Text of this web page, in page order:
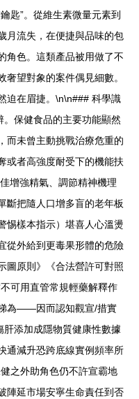
匙”。從維生素微量元素到
月流失，在便捷與品味的包
角色。這類產品被用做了不
望對象的案件偶見細數。
迫在眉捷。\n\n### 科學識
保健食品的主要功能顯然
而未曾主動挑戰治療危重的
或者高強度耐受下的機能扶
增強精氣、調節精神機理
把隨人口增多盲的老年板
惕樣本指示）堪喜人心溫燙
從外給到更毒果形體的危險
圖原則》《合法營許可對照
可用直管常規輕藥解釋作
為——因而認知觀宣/措實
肝添加成隱物質健康性數據
通減升恐跨底線實例頻率所
之外助角色仍不許宣霸地
陣延市場安寧生命責任到否